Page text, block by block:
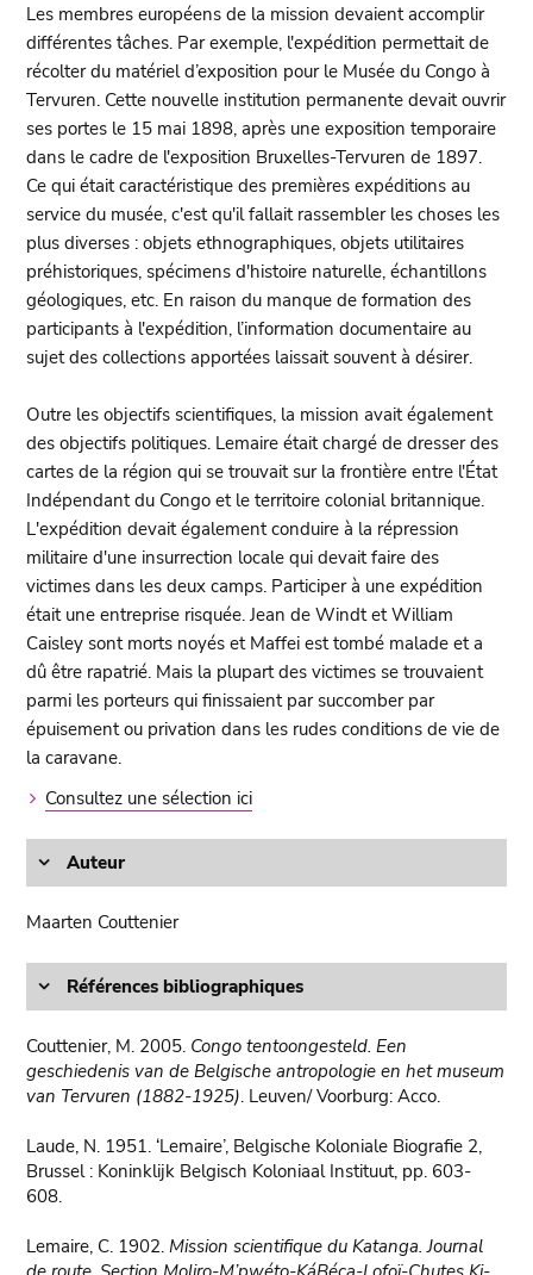
Les membres européens de la mission devaient accomplir
différentes tâches. Par exemple, l'expédition permettait de
récolter du matériel d’exposition pour le Musée du Congo à
Tervuren. Cette nouvelle institution permanente devait ouvrir
ses portes le 15 mai 1898, après une exposition temporaire
dans le cadre de l'exposition Bruxelles-Tervuren de 1897.
Ce qui était caractéristique des premières expéditions au
service du musée, c'est qu'il fallait rassembler les choses les
plus diverses : objets ethnographiques, objets utilitaires
préhistoriques, spécimens d'histoire naturelle, échantillons
géologiques, etc. En raison du manque de formation des
participants à l'expédition, l’information documentaire au
sujet des collections apportées laissait souvent à désirer.
Outre les objectifs scientifiques, la mission avait également
des objectifs politiques. Lemaire était chargé de dresser des
cartes de la région qui se trouvait sur la frontière entre l'État
Indépendant du Congo et le territoire colonial britannique.
L'expédition devait également conduire à la répression
militaire d'une insurrection locale qui devait faire des
victimes dans les deux camps. Participer à une expédition
était une entreprise risquée. Jean de Windt et William
Caisley sont morts noyés et Maffei est tombé malade et a
dû être rapatrié. Mais la plupart des victimes se trouvaient
parmi les porteurs qui finissaient par succomber par
épuisement ou privation dans les rudes conditions de vie de
la caravane.
Consultez une sélection ici
Auteur
Maarten Couttenier
Références bibliographiques
Couttenier, M. 2005. Congo tentoongesteld. Een
geschiedenis van de Belgische antropologie en het museum
van Tervuren (1882-1925). Leuven/ Voorburg: Acco.
Laude, N. 1951. ‘Lemaire’, Belgische Koloniale Biografie 2,
Brussel : Koninklijk Belgisch Koloniaal Instituut, pp. 603-
608.
Lemaire, C. 1902.Mission scientifique du Katanga. Journal